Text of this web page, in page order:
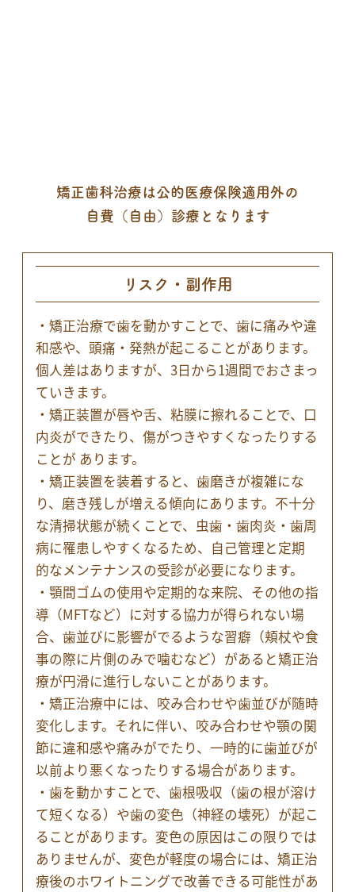
矯正歯科治療は公的医療保険適用外の
自費（自由）診療となります
リスク・副作用
・矯正治療で歯を動かすことで、歯に痛みや違
和感や、頭痛・発熱が起こることがあります。
個人差はありますが、3日から1週間でおさまっ
ていきます。
・矯正装置が唇や舌、粘膜に擦れることで、口
内炎ができたり、傷がつきやすくなったりする
ことが あります。
・矯正装置を装着すると、歯磨きが複雑にな
り、磨き残しが増える傾向にあります。不十分
な清掃状態が続くことで、虫歯・歯肉炎・歯周
病に罹患しやすくなるため、自己管理と定期
的なメンテナンスの受診が必要になります。
・顎間ゴムの使用や定期的な来院、その他の指
導（MFTなど）に対する協力が得られない場
合、歯並びに影響がでるような習癖（頬杖や食
事の際に片側のみで噛むなど）があると矯正治
療が円滑に進行しないことがあります。
・矯正治療中には、咬み合わせや歯並びが随時
変化します。それに伴い、咬み合わせや顎の関
節に違和感や痛みがでたり、一時的に歯並びが
以前より悪くなったりする場合があります。
・歯を動かすことで、歯根吸収（歯の根が溶け
て短くなる）や歯の変色（神経の壊死）が起こ
ることがあります。変色の原因はこの限りでは
ありませんが、変色が軽度の場合には、矯正治
療後のホワイトニングで改善できる可能性があ